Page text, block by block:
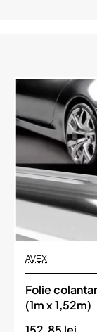
AVEX
Folie
(1m x 1,52m)